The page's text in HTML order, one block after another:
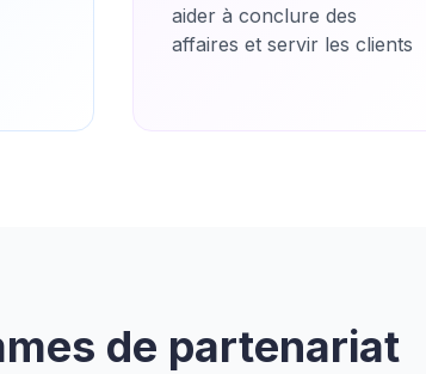
aider à conclure des
affaires et servir les clients
de partenariat